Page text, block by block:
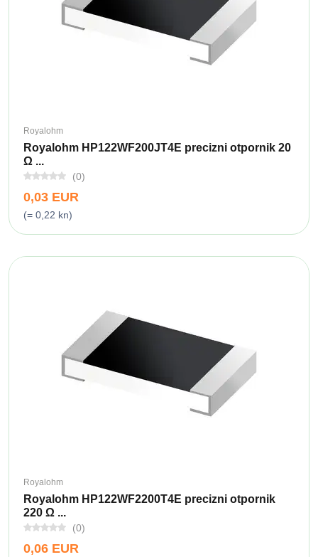
Royalohm
Royalohm HP122WF200JT4E precizni otpornik 20
Ω ...
(0)
0,03 EUR
(= 0,22 kn)
Royalohm
Royalohm HP122WF2200T4E precizni otpornik
220 Ω ...
(0)
0,06 EUR